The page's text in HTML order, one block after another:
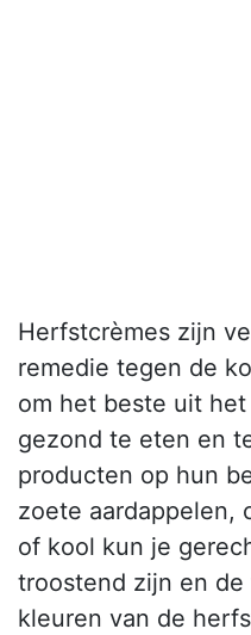
Herfstcrèmes zijn
remedie tegen de
om het beste uit
gezond te eten en
producten op hun
zoete aardappelen,
of kool kun je
troostend zijn en
kleuren van de